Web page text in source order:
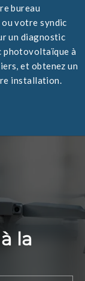
bureau
votre syndic
un diagnostic
photovoltaïque à
et obtenez un
installation.
la